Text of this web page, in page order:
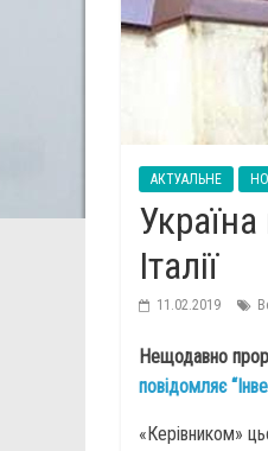
АКТУАЛЬНЕ
Італії
11.02.2019
Нещодавно
повідомляє
«Керівником»